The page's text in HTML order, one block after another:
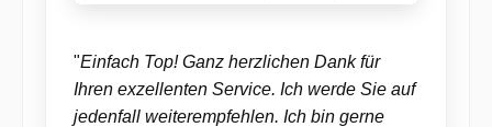
"Einfach Top! Ganz herzlichen Dank für
Ihren exzellenten Service. Ich werde Sie auf
jedenfall weiterempfehlen. Ich bin gerne